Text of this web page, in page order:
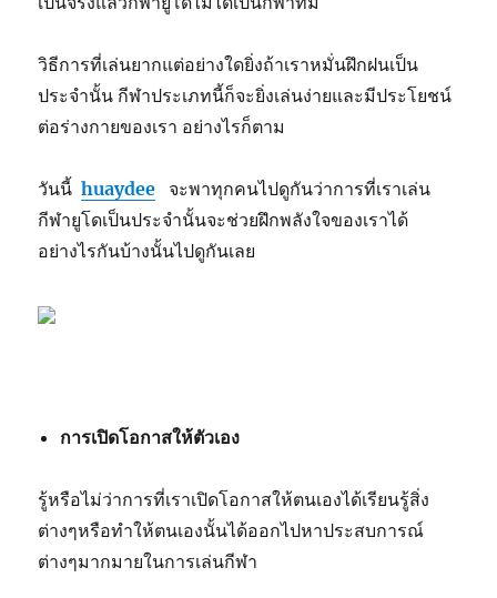
วิธีการที่เล่นยากแต่อย่างใดยิ่งถ้าเราหมั่นฝึกฝนเป็น
ประจำนั้น กีฬาประเภทนี้ก็จะยิ่งเล่นง่ายและมีประโยชน์
ต่อร่างกายของเรา อย่างไรก็ตาม
วันนี้huaydee จะพาทุกคนไปดูกันว่าการที่เราเล่น
กีฬายูโดเป็นประจำนั้นจะช่วยฝึกพลังใจของเราได้
อย่างไรกันบ้างนั้นไปดูกันเลย
การเปิดโอกาสให้ตัวเอง
รู้หรือไม่ว่าการที่เราเปิดโอกาสให้ตนเองได้เรียนรู้สิ่ง
ต่างๆหรือทำให้ตนเองนั้นได้ออกไปหาประสบการณ์
ต่างๆมากมายในการเล่นกีฬา